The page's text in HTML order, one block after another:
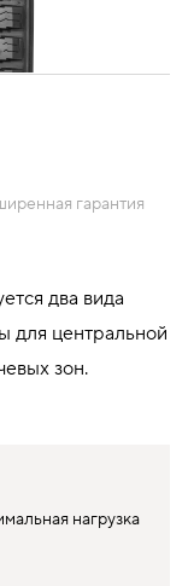
гарантия
два вида
для центральной
зон.
нагрузка